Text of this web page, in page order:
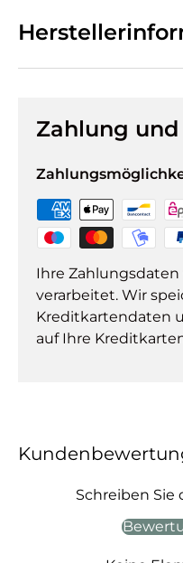
Zahlung
Ihre
verarbeitet. Wir
Kreditkartendaten
auf Ihre
Schreiben